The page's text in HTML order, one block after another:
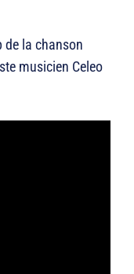
de la chanson
musicien Celeo